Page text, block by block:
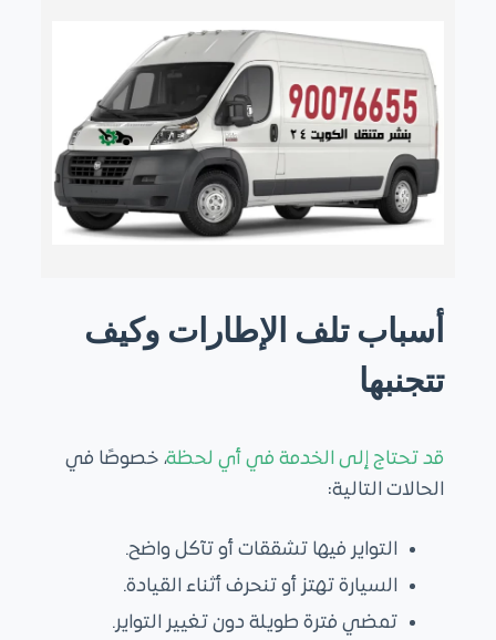
أسباب تلف الإطارات وكيف
تتجنبها
قد تحتاج إلى الخدمة في أي لحظة، خصوصًا في
الحالات التالية:
التواير فيها تشققات أو تآكل واضح.
السيارة تهتز أو تنحرف أثناء القيادة.
تمضي فترة طويلة دون تغيير التواير.